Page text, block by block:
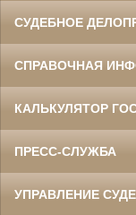
СУДЕБНОЕ
СПРАВОЧНАЯ
КАЛЬКУЛЯТОР
ПРЕСС-СЛУЖБА
УПРАВЛЕНИЕ